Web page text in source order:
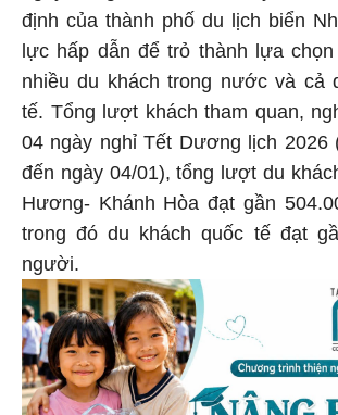
định của thành phố du lịch biển
lực hấp dẫn để trỏ thành lựa
nhiều du khách trong nước và cả
tế. Tổng lượt khách tham quan,
04 ngày nghỉ Tết Dương lịch 2026
đến ngày 04/01), tổng lượt du
Hương- Khánh Hòa đạt gần
trong đó du khách quốc tế đạt
người.